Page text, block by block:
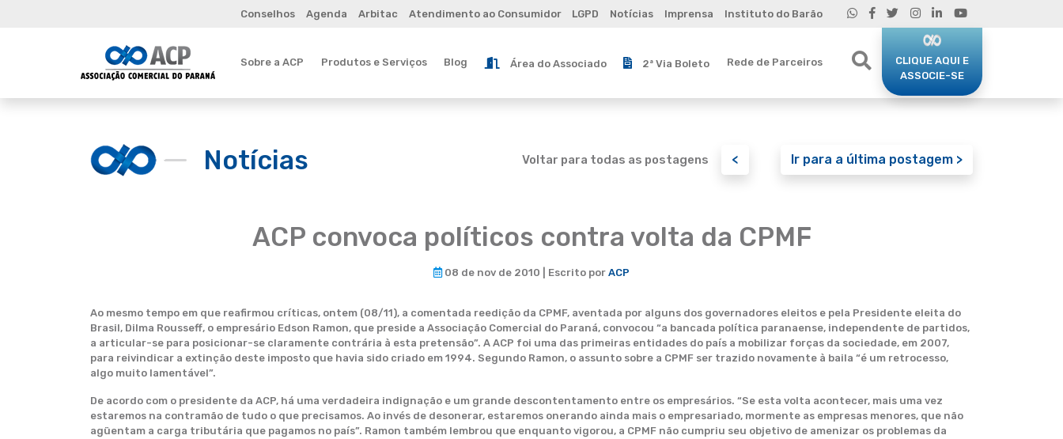
Conselhos Agenda Arbitac Atendimento ao Consumidor LGPD Notícias Imprensa Instituto do Barão
Sobre a ACP Produtos e Serviços Blog Área do Associado 2ª Via Boleto Rede de Parceiros
CLIQUE AQUI E
ASSOCIE-SE
Notícias Voltar para todas as postagens < Ir para a última postagem >
ACP convoca políticos contra volta da CPMF
08 de nov de 2010 | Escrito por ACP
Ao mesmo tempo em que reafirmou críticas, ontem (08/11), a comentada reedição da CPMF, aventada por alguns dos governadores eleitos e pela Presidente eleita do
Brasil, Dilma Rousseff, o empresário Edson Ramon, que preside a Associação Comercial do Paraná, convocou “a bancada política paranaense, independente de partidos,
a articular-se para posicionar-se claramente contrária à esta pretensão”. A ACP foi uma das primeiras entidades do país a mobilizar forças da sociedade, em 2007,
para reivindicar a extinção deste imposto que havia sido criado em 1994. Segundo Ramon, o assunto sobre a CPMF ser trazido novamente à baila “é um retrocesso,
algo muito lamentável”.
De acordo com o presidente da ACP, há uma verdadeira indignação e um grande descontentamento entre os empresários. “Se esta volta acontecer, mais uma vez
estaremos na contramão de tudo o que precisamos. Ao invés de desonerar, estaremos onerando ainda mais o empresariado, mormente as empresas menores, que não
agüentam a carga tributária que pagamos no país”. Ramon também lembrou que enquanto vigorou, a CPMF não cumpriu seu objetivo de amenizar os problemas da